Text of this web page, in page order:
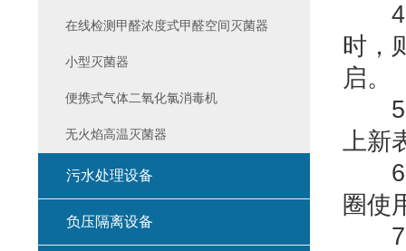
4、
时，
启。
5、
上新
6、
圈使
7、
在线检测甲醛浓度式甲醛空间灭菌器
小型灭菌器
便携式气体二氧化氯消毒机
无火焰高温灭菌器
污水处理设备
负压隔离设备